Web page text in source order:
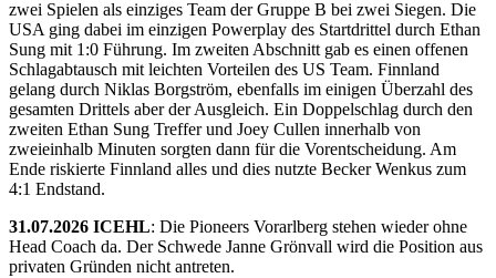
zwei Spielen als einziges Team der Gruppe B bei zwei Siegen. Die
USA ging dabei im einzigen Powerplay des Startdrittel durch Ethan
Sung mit 1:0 Führung. Im zweiten Abschnitt gab es einen offenen
Schlagabtausch mit leichten Vorteilen des US Team. Finnland
gelang durch Niklas Borgström, ebenfalls im einigen Überzahl des
gesamten Drittels aber der Ausgleich. Ein Doppelschlag durch den
zweiten Ethan Sung Treffer und Joey Cullen innerhalb von
zweieinhalb Minuten sorgten dann für die Vorentscheidung. Am
Ende riskierte Finnland alles und dies nutzte Becker Wenkus zum
4:1 Endstand.
31.07.2026 ICEHL: Die Pioneers Vorarlberg stehen wieder ohne
Head Coach da. Der Schwede Janne Grönvall wird die Position aus
privaten Gründen nicht antreten.